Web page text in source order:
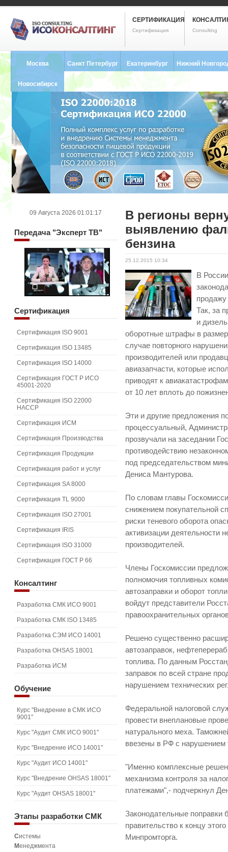
СЕРТИФИКАЦИЯ
Сертификация Consulting
Москва Санкт Петербург
8 (812) 748-2493
Екатеринбург
8 (343) 237-2593
Нижний
Новосибирск
8 (383) 227-8449
В регионы
выявлению
бензина
25.12.2015 10:34
В
Так, за
и
оборотные штрафы в
случае повторного
производителей или
авиазапчасти, которые
приводят к
от 10 лет вплоть до
Эти и другие предложения
процессуальный,
прозвучали на заседании
противодействию
под председательством
Дениса Мантурова.
По словам главы
снижением покупательной
риски теневого оборота
активизации деятельности
производителей.
Члены Госкомиссии
полномочия топливных
автозаправки и оборот
войдут представители
правоохранительных
Решено существенно
автозаправок,
топлива. По данным
заправок по всей стране
нарушением технических
Федеральной налоговой
провести внеплановые
натурального меха.
ввезены в РФ с нарушением
"Именно комплексные
механизма контроля за
платежами",- подчеркнул
Законодательные поправки
правительство к концу
Минпромторга.
09 Августа 2026 01:01:17
Передача"Эксперт ТВ"
Сертификация
Сертификация ISO 9001
Сертификация ISO 13485
Сертификация ISO 14000
Сертификация ГОСТ Р ИСО
45001-2020
Сертификация ISO 22000
HACCP
Сертификация ИСМ
Сертификация Производства
Сертификация Продукции
Сертификация работ и услуг
Сертификация SA 8000
Сертификация TL 9000
Сертификация ISO 27001
Сертификация IRIS
Сертификация ISO 31000
Сертификация ГОСТ Р 66
Консалтинг
Разработка СМК ИСО 9001
Разработка СМК ISO 13485
Разработка СЭМ ИСО 14001
Разработка OHSAS 18001
Разработка ИСМ
Обучение
Курс "Внедрение в СМК ИСО
9001"
Курс "Аудит СМК ИСО 9001"
Курс "Внедрение ИСО 14001"
Курс "Аудит ИСО 14001"
Курс "Внедрение OHSAS 18001"
Курс "Аудит OHSAS 18001"
Этапы разработки СМК
Системы
Менеджмента